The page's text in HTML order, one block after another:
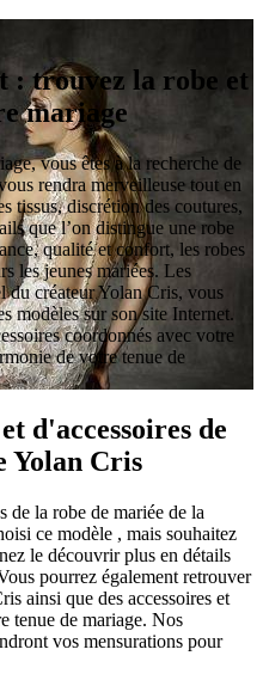
: trouvez la robe et
mariage
vous êtes à la recherche de
rendra merveilleuse tout en
tissus, discrétion des coutures,
que l’on distingue une robe
qualité et confort, les robes
les jeunes mariées. Les
créateur Yolan Cris, vous
modèles sur son site Internet.
coordonnés avec votre
de votre tenue de
d'accessoires de
Yolan Cris
de la robe de mariée de la
ce modèle , mais souhaitez
le découvrir plus en détails
pourrez également retrouver
ainsi que des accessoires et
tenue de mariage. Nos
vos mensurations pour